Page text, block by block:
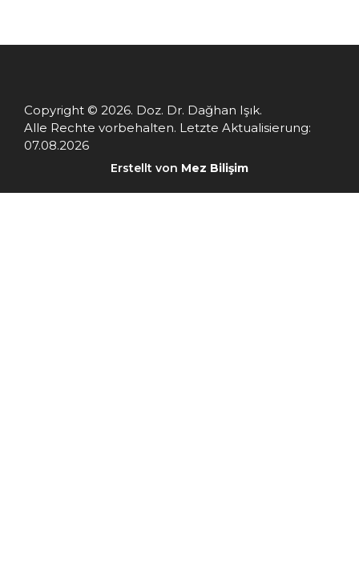
Copyright © 2026. Doz. Dr. Dağhan Işık.
Alle Rechte vorbehalten. Letzte Aktualisierung:
07.08.2026
Erstellt von Mez Bilişim